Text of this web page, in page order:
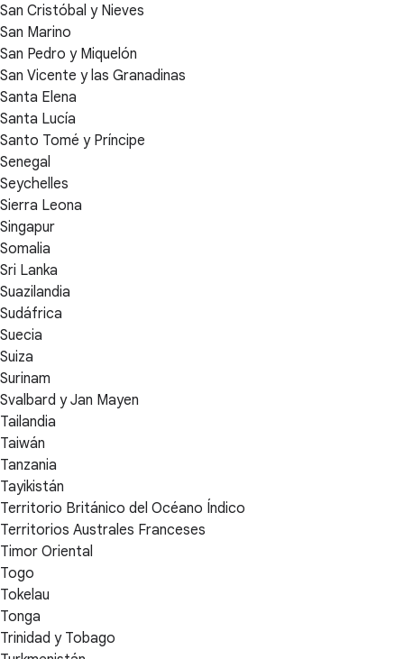
San Cristóbal y Nieves
San Marino
San Pedro y Miquelón
San Vicente y las Granadinas
Santa Elena
Santa Lucía
Santo Tomé y Príncipe
Senegal
Seychelles
Sierra Leona
Singapur
Somalia
Sri Lanka
Suazilandia
Sudáfrica
Suecia
Suiza
Surinam
Svalbard y Jan Mayen
Tailandia
Taiwán
Tanzania
Tayikistán
Territorio Británico del Océano Índico
Territorios Australes Franceses
Timor Oriental
Togo
Tokelau
Tonga
Trinidad y Tobago